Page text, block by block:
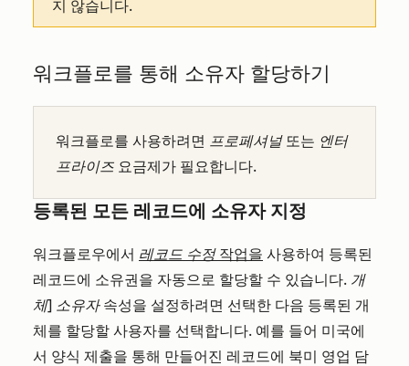
지 않습니다.
워크플로를 통해 소유자 할당하기
워크플로를 사용하려면 프로페셔널 또는 엔터
프라이즈 요금제가 필요합니다.
등록된 모든 레코드에 소유자 지정
워크플로우에서 레코드 수정 작업을 사용하여 등록된
레코드에 소유권을 자동으로 할당할 수 있습니다. 개
체] 소유자속성을 설정하려면 선택한 다음 등록된 개
체를 할당할 사용자를 선택합니다. 예를 들어 미국에
서 양식 제출을 통해 만들어진 레코드에 북미 영업 담